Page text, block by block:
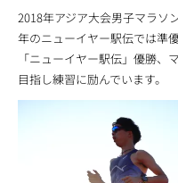
2018年アジア大会男子マラソ
年のニューイヤー駅伝では準
「ニューイヤー駅伝」優勝、
目指し練習に励んでいます。